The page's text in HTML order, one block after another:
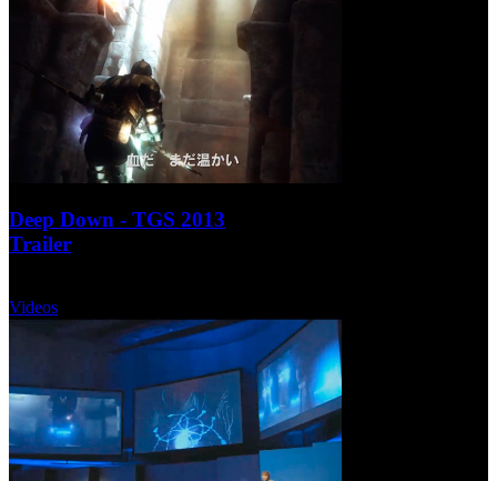
Deep Down - TGS 2013
Trailer
Videos